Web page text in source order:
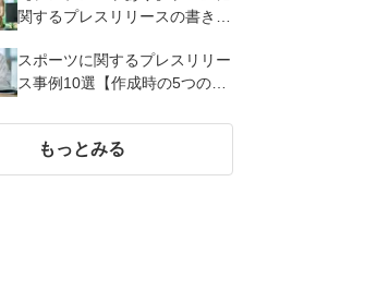
関するプレスリリースの書き方
スポーツに関するプレスリリー
ス事例10選【作成時の5つのポ
もっとみる